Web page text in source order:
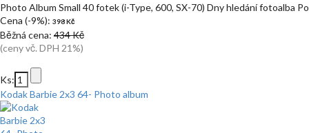
Photo Album Small 40 fotek (i-Type, 600, SX-70) Dny hledání fotoalba
Cena (-9%): 398 Kč
Běžná cena: 434 Kč
(ceny vč. DPH 21%)
Ks:
Kodak Barbie 2x3 64- Photo album